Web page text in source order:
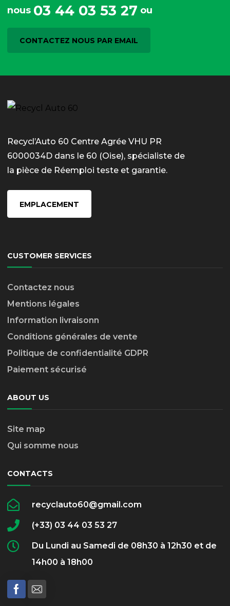
nous 03 44 03 53 27 ou
CONTACTEZ NOUS PAR EMAIL
Recycl’Auto 60 Centre Agrée VHU PR
6000034D dans le 60 (Oise), spécialiste de
la pièce de Réemploi teste et garantie.
EMPLACEMENT
CUSTOMER SERVICES
Contactez nous
Mentions légales
Information livraisonn
Conditions générales de vente
Politique de confidentialité GDPR
Paiement sécurisé
ABOUT US
Site map
Qui somme nous
CONTACTS
recyclauto60@gmail.com
(+33) 03 44 03 53 27
Du Lundi au Samedi de 08h30 à 12h30 et de
14h00 à 18h00